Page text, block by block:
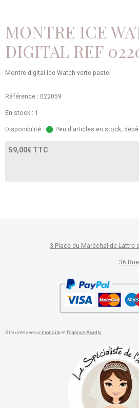
MONTRE ICE
DIGITAL REF
Montre digital Ice Watch verte pastel
Référence : 022059
En stock : 1
Disponibilité : Peu d'articles en stock,
59,00€ TTC
3 Place du Maréchal de Lattre
36
Site créé avece-monsiteet l'agence Awelty